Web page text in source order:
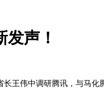
声！
王伟中调研腾讯，与马